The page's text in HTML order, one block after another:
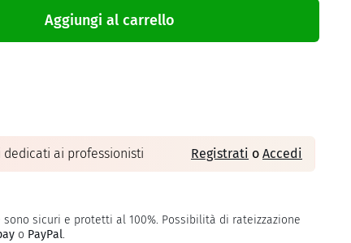
Aggiungi al carrello
dedicati ai professionisti Registrati o Accedi
sicuri e protetti al 100%. Possibilità di rateizzazione
o PayPal.